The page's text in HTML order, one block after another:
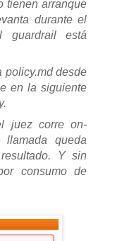
tienen arranque
durante el
guardrail está
policy.md desde
en la siguiente
juez corre on-
queda
Y sin
consumo de